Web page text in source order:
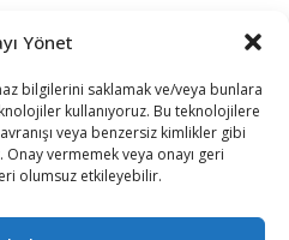
Yönet
bilgilerini saklamak ve/veya bunlara
kullanıyoruz. Bu teknolojilere
veya benzersiz kimlikler gibi
vermemek veya onayı geri
olumsuz etkileyebilir.
SavunmaTR
Hakkımızda
Kariyer
Gizlilik Politikası
Künye